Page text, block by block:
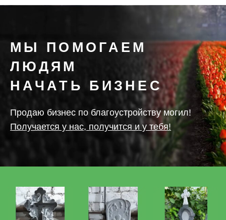
МЫ ПОМОГАЕМ
ЛЮДЯМ
НАЧАТЬ БИЗНЕС
Продаю бизнес по благоустройству могил!
Получается у нас, получится и у тебя!